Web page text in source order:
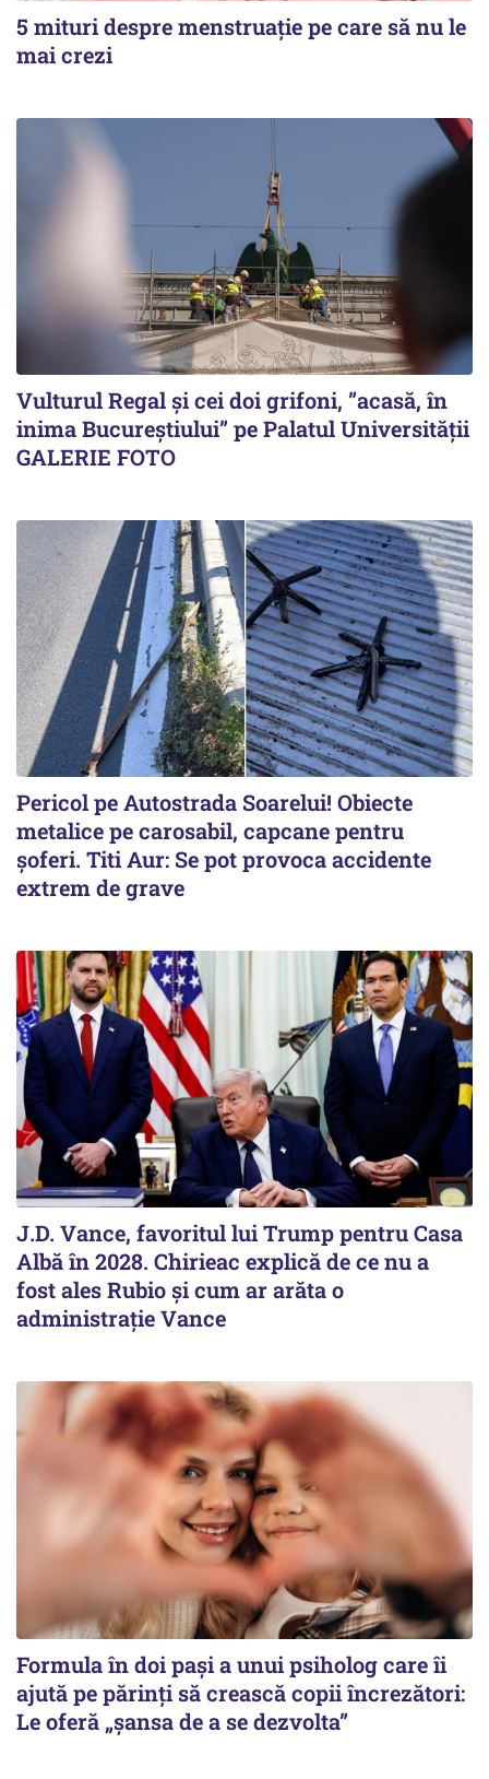
5 mituri despre menstruație pe care să nu le
mai crezi
Vulturul Regal și cei doi grifoni, ”acasă, în
inima Bucureștiului” pe Palatul Universității
GALERIE FOTO
Pericol pe Autostrada Soarelui! Obiecte
metalice pe carosabil, capcane pentru
șoferi. Titi Aur: Se pot provoca accidente
extrem de grave
J.D. Vance, favoritul lui Trump pentru Casa
Albă în 2028. Chirieac explică de ce nu a
fost ales Rubio și cum ar arăta o
administrație Vance
Formula în doi pași a unui psiholog care îi
ajută pe părinți să crească copii încrezători:
Le oferă „șansa de a se dezvolta”